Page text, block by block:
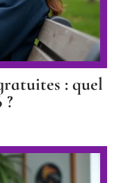
: quel
?